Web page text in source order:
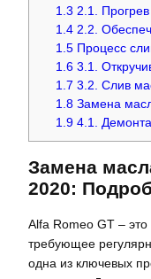
1.3 2.1. Прогрев
1.4 2.2.
1.5 Процесс
1.6 3.1.
1.7 3.2. Слив
1.8 Замена
1.9 4.1.
Замена
2020:
Alfa Romeo GT – это
требующее
одна из ключевых